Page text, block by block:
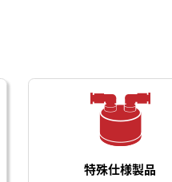
特殊仕様製品